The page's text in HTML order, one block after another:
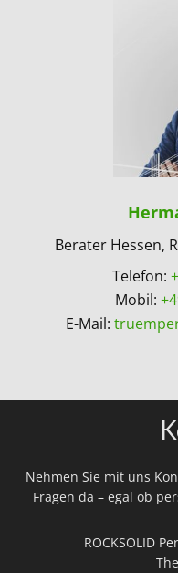
Berater Hessen,
Telefon:
Mobil:
E-Mail:
Nehmen Sie mit uns
Fragen da – egal ob
ROCKSOLID